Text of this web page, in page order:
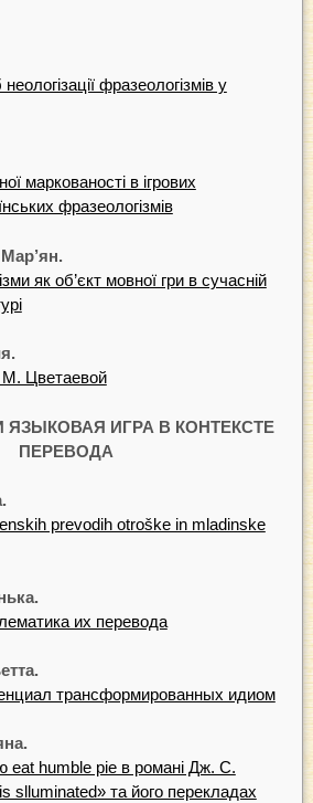
фразеологізмів у
маркованості в ігрових
фразеологізмів
як об’єкт мовної гри в сучасній
М. Цветаевой
ИГРА В КОНТЕКСТЕ
ПЕРЕВОДА
prevodih otroške in mladinske
их перевода
трансформированных идиом
eat humble pie в романі Дж. С.
slluminated» та його перекладах